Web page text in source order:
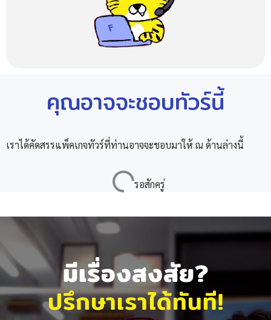
คุณอาจจะชอบทัวร์นี้
เราได้คัดสรรแพ็คเกจทัวร์ที่ท่านอาจจะชอบมาให้ ณ ด้านล่างนี้
มีเรื่องสงสัย?
ปรึกษาเราได้ทันที!